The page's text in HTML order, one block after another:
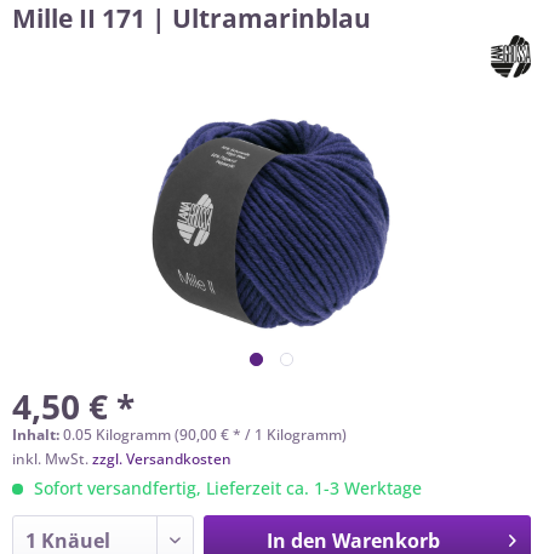
Mille II 171 | Ultramarinblau
4,50 € *
Inhalt:0.05 Kilogramm (90,00 € * / 1 Kilogramm)
inkl. MwSt.zzgl. Versandkosten
Sofort versandfertig, Lieferzeit ca. 1-3 Werktage
In den Warenkorb